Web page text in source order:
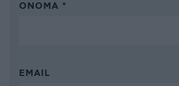
ΌΝΟΜΑ *
EMAIL